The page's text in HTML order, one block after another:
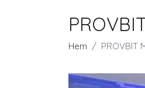
Hem PROVBIT